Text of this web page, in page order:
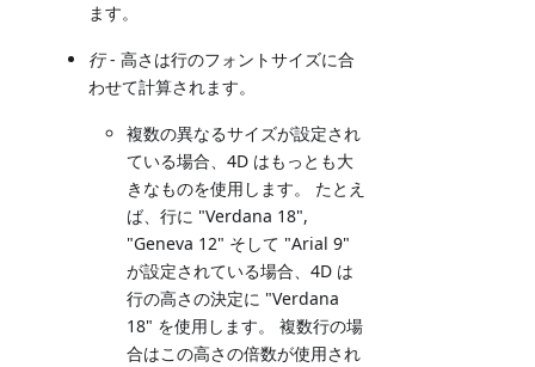
ます。
行- 高さは行のフォントサイズに合
わせて計算されます。
複数の異なるサイズが設定され
ている場合、4D はもっとも大
きなものを使用します。 たとえ
ば、行に "Verdana 18",
"Geneva 12" そして "Arial 9"
が設定されている場合、4D は
行の高さの決定に "Verdana
18" を使用します。 複数行の場
合はこの高さの倍数が使用され